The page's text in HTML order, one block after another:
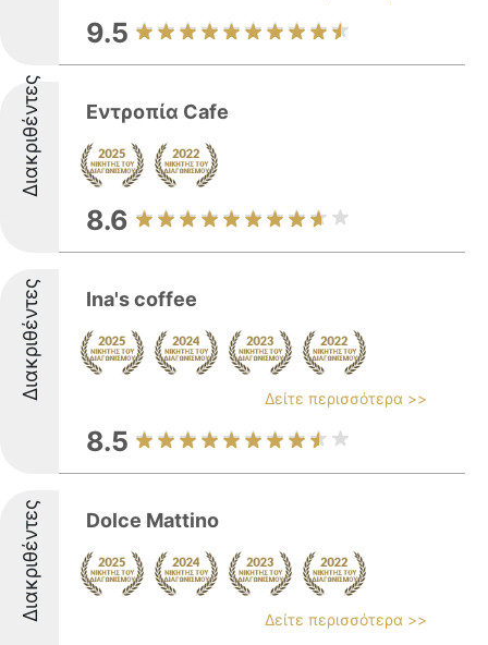
9.5
Διακριθέντες Εντροπία Cafe
8.6
Διακριθέντες Ina's coffee
Δείτε περισσότερα >>
8.5
Διακριθέντες Dolce Mattino
Δείτε περισσότερα >>